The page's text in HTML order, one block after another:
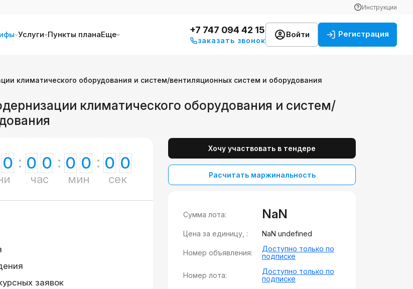
Инструкции
Услуги Пункты планаЕще +7 747 094 42 15
заказать звонок
Войти Регистрация
климатического оборудования и систем/вентиляционных систем и оборудования
климатического оборудования и систем/
0 0 0
час
0 0
мин
0 0
сек
заявок
Хочу участвовать в тендере
Расчитать маржинальность
Сумма лота: NaN
Цена за единицу, : NaN undefined
Номер объявления:
Доступно только по
подписке
Номер лота:
Доступно только по
подписке